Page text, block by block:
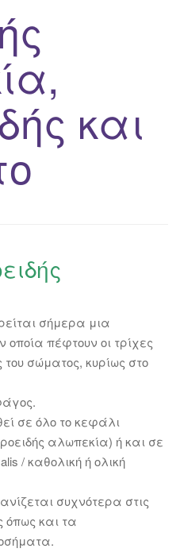
και
σήμερα μια
πέφτουν οι τρίχες
σώματος, κυρίως στο
σε όλο το κεφάλι
αλωπεκία) ή και σε
/ καθολική ή ολική
συχνότερα στις
όπως και τα